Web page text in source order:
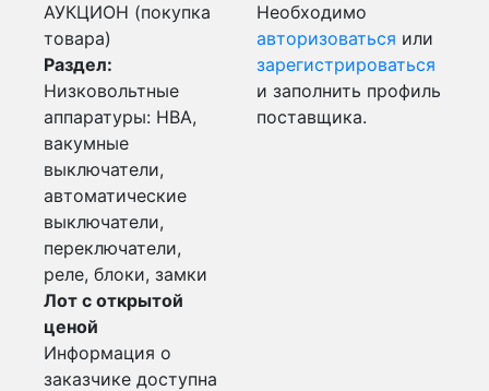
АУКЦИОН (покупка
товара)
Раздел:
Низковольтные
аппаратуры: НВА,
вакумные
выключатели,
автоматические
выключатели,
переключатели,
реле, блоки, замки
Лот с открытой
ценой
Информация о
заказчике доступна
Необходимо
авторизоваться или
зарегистрироваться
и заполнить профиль
поставщика.